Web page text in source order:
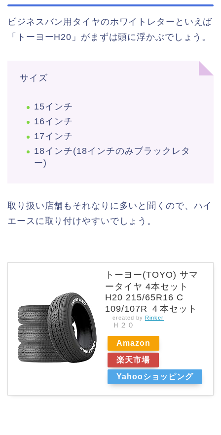
ビジネスバン用タイヤのホワイトレターといえば
「トーヨーH20」がまずは頭に浮かぶでしょう。
サイズ
15インチ
16インチ
17インチ
18インチ(18インチのみブラックレタ
ー)
取り扱い店舗もそれなりに多いと聞くので、ハイ
エースに取り付けやすいでしょう。
トーヨー(TOYO) サマ
ータイヤ 4本セット
H20 215/65R16 C
109/107R ４本セット
created by Rinker
Ｈ２０
Amazon
楽天市場
Yahooショッピング